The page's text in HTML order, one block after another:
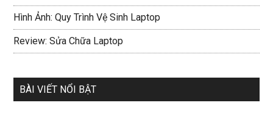
Hình Ảnh: Quy Trình Vệ Sinh Laptop
Review: Sửa Chữa Laptop
BÀI VIẾT NỔI BẬT